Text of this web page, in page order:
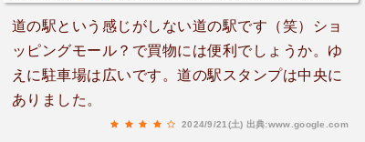
道の駅という感じがしない道の駅です（笑）ショ
ッピングモール？で買物には便利でしょうか。ゆ
えに駐車場は広いです。道の駅スタンプは中央に
ありました。
2024/9/21(土) 出典:www.google.com